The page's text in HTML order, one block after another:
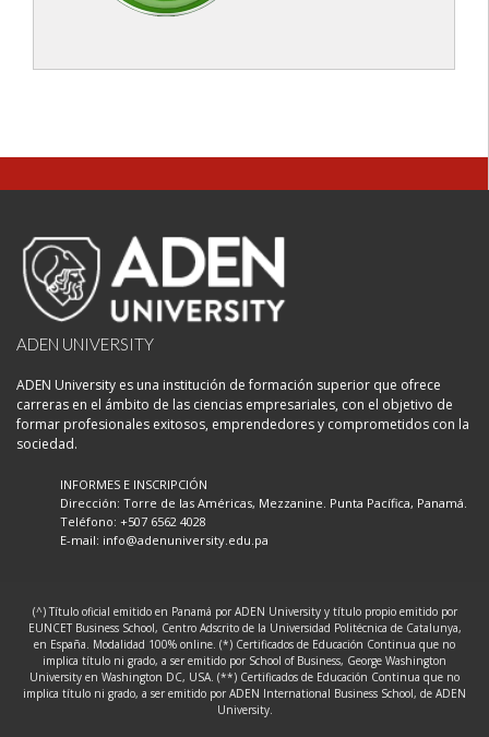
ADEN UNIVERSITY
ADEN University es una institución de formación superior que ofrece
carreras en el ámbito de las ciencias empresariales, con el objetivo de
formar profesionales exitosos, emprendedores y comprometidos con la
sociedad.
INFORMES E INSCRIPCIÓN
Dirección: Torre de las Américas, Mezzanine. Punta Pacífica, Panamá.
Teléfono: +507 6562 4028
E-mail: info@adenuniversity.edu.pa
(^) Título oficial emitido en Panamá por ADEN University y título propio emitido por
EUNCET Business School, Centro Adscrito de la Universidad Politécnica de Catalunya,
en España. Modalidad 100% online. (*) Certificados de Educación Continua que no
implica título ni grado, a ser emitido por School of Business, George Washington
University en Washington DC, USA. (**) Certificados de Educación Continua que no
implica título ni grado, a ser emitido por ADEN International Business School, de ADEN
University.